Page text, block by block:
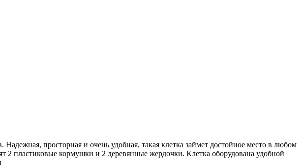
просторная и очень удобная, такая клетка займет достойное место в любом
пластиковые кормушки и 2 деревянные жердочки. Клетка оборудована удобной